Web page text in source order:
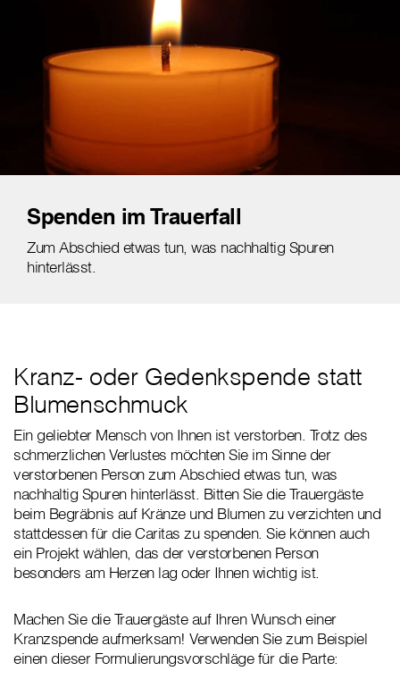
Spenden im Trauerfall
Zum Abschied etwas tun, was nachhaltig Spuren
hinterlässt.
Kranz- oder Gedenkspende statt
Blumenschmuck
Ein geliebter Mensch von Ihnen ist verstorben. Trotz des
schmerzlichen Verlustes möchten Sie im Sinne der
verstorbenen Person zum Abschied etwas tun, was
nachhaltig Spuren hinterlässt. Bitten Sie die Trauergäste
beim Begräbnis auf Kränze und Blumen zu verzichten und
stattdessen für die Caritas zu spenden. Sie können auch
ein Projekt wählen, das der verstorbenen Person
besonders am Herzen lag oder Ihnen wichtig ist.
Machen Sie die Trauergäste auf Ihren Wunsch einer
Kranzspende aufmerksam! Verwenden Sie zum Beispiel
einen dieser Formulierungsvorschläge für die Parte: